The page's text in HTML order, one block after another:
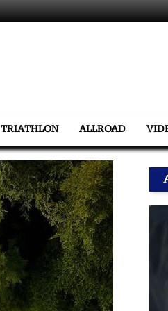
TRIATHLON ALLROAD